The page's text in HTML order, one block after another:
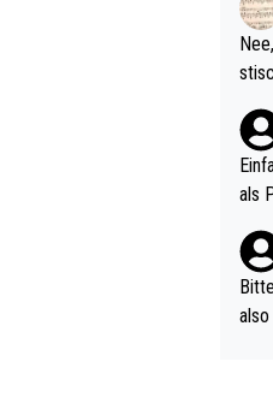
(in
als
nes
ttler
vV
als